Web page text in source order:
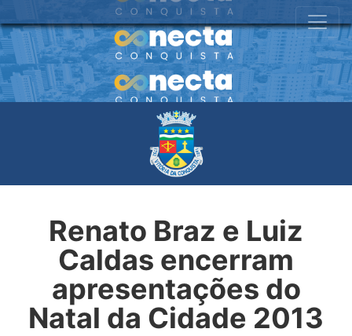
Renato Braz e Luiz
Caldas encerram
apresentações do
Natal da Cidade 2013